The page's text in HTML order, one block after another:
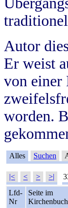
Autor
Er weist
von einer
worden.
Alles Suchen
|< < > >|
Lfd-
Nr
Seite im
Kirchenbuch